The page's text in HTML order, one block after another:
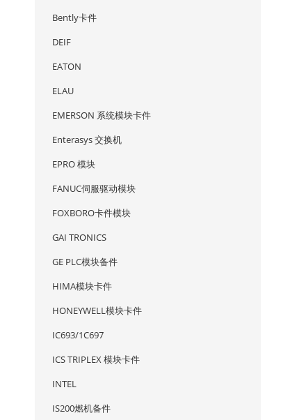
Bently卡件
DEIF
EATON
ELAU
EMERSON 系统模块卡件
Enterasys 交换机
EPRO 模块
FANUC伺服驱动模块
FOXBORO卡件模块
GAI TRONICS
GE PLC模块备件
HIMA模块卡件
HONEYWELL模块卡件
IC693/1C697
ICS TRIPLEX 模块卡件
INTEL
IS200燃机备件